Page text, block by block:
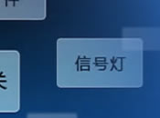
是一家专业设计、开发
关、信号灯、光电元件等